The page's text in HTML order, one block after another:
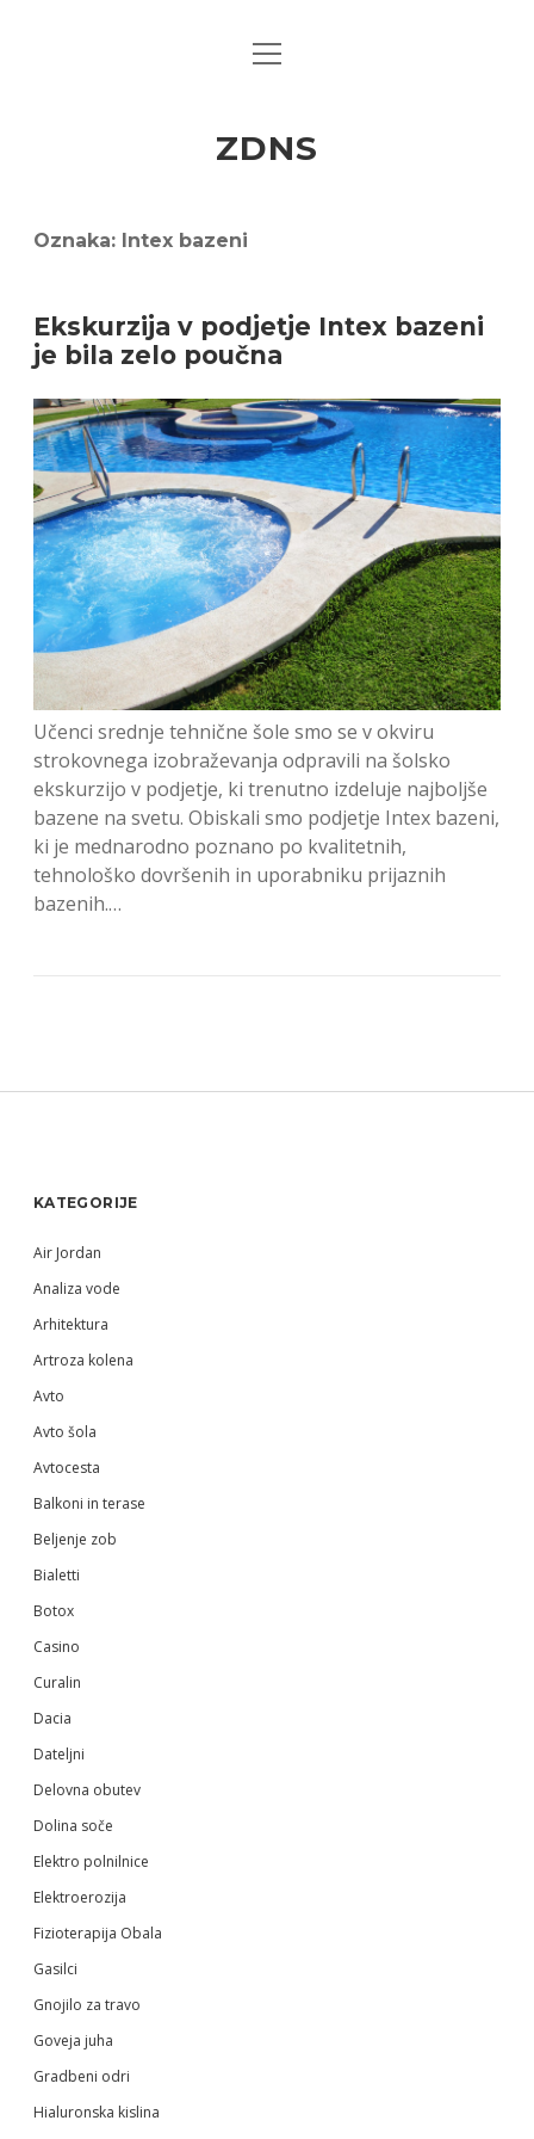
open
ZDNS
Oznaka: Intex bazeni
Ekskurzija v podjetje Intex bazeni
je bila zelo poučna
Učenci srednje tehnične šole smo se v okviru
strokovnega izobraževanja odpravili na šolsko
ekskurzijo v podjetje, ki trenutno izdeluje najboljše
bazene na svetu. Obiskali smo podjetje Intex bazeni,
ki je mednarodno poznano po kvalitetnih,
tehnološko dovršenih in uporabniku prijaznih
bazenih.…
KATEGORIJE
Air Jordan
Analiza vode
Arhitektura
Artroza kolena
Avto
Avto šola
Avtocesta
Balkoni in terase
Beljenje zob
Bialetti
Botox
Casino
Curalin
Dacia
Dateljni
Delovna obutev
Dolina soče
Elektro polnilnice
Elektroerozija
Fizioterapija Obala
Gasilci
Gnojilo za travo
Goveja juha
Gradbeni odri
Hialuronska kislina